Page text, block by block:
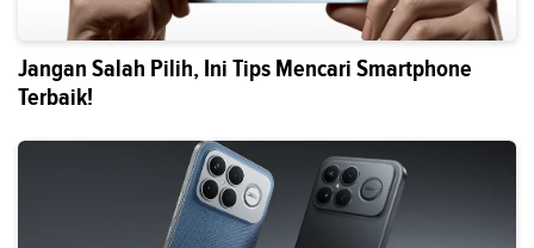
Jangan Salah Pilih, Ini Tips Mencari Smartphone
Terbaik!